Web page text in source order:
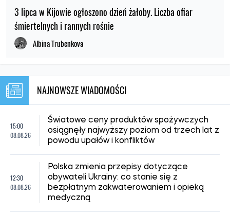
3 lipca w Kijowie ogłoszono dzień żałoby. Liczba ofiar
śmiertelnych i rannych rośnie
Albina Trubenkova
NAJNOWSZE WIADOMOŚCI
15:00
08.08.26
Światowe ceny produktów spożywczych
osiągnęły najwyższy poziom od trzech lat z
powodu upałów i konfliktów
12:30
08.08.26
Polska zmienia przepisy dotyczące
obywateli Ukrainy: co stanie się z
bezpłatnym zakwaterowaniem i opieką
medyczną